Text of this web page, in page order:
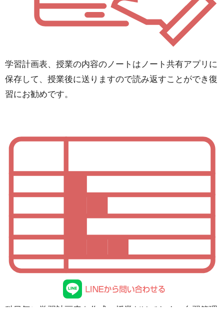
学習計画表、授業の内容のノートはノート共有アプリに
保存して、授業後に送りますので読み返すことができ復
習にお勧めです。
科目毎に学習計画表を作成。授業だけでなく、自習管理